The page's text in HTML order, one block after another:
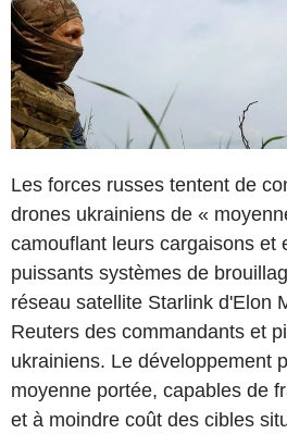
Les forces russes tentent de
drones ukrainiens de «
camouflant leurs cargaisons et
puissants systèmes de
réseau satellite Starlink d'Elon
Reuters des commandants et
ukrainiens. Le développement
moyenne portée, capables de
et à moindre coût des cibles